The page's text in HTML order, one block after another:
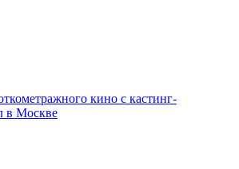
кино с кастинг-
в Москве